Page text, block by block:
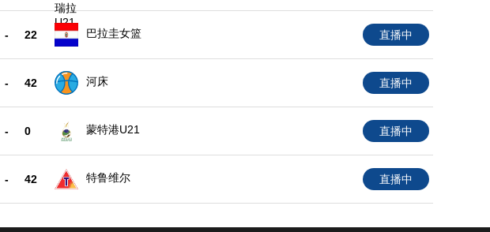
- 22 巴拉圭女篮 直播中
- 42 河床 直播中
- 0 蒙特港U21 直播中
- 42 特鲁维尔 直播中